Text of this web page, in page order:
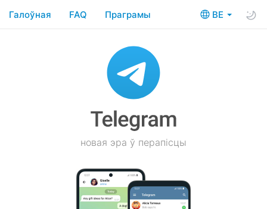
BE
Галоўная FAQ Праграмы
новая эра ў перапісцы